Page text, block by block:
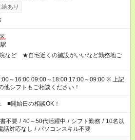
あり
など ★自宅近くの施設がいいなど勤務地ご
～16:00 09:00～18:00 17:00～09:00 ※ 上記
他シフトもご相談ください！
■開始日の相談OK！
不要 / 40～50代活躍中 / シフト勤務 / 10名以
話対応なし / パソコンスキル不要